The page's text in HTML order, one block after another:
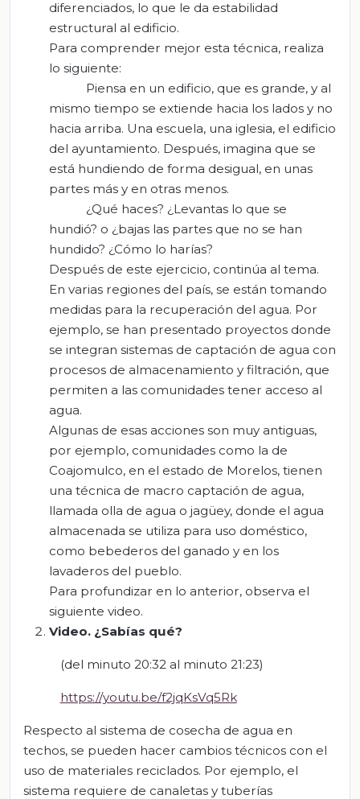
diferenciados, lo que le da estabilidad
estructural al edificio.
Para comprender mejor esta técnica, realiza
lo siguiente:
Piensa en un edificio, que es grande, y al
mismo tiempo se extiende hacia los lados y no
hacia arriba. Una escuela, una iglesia, el edificio
del ayuntamiento. Después, imagina que se
está hundiendo de forma desigual, en unas
partes más y en otras menos.
¿Qué haces? ¿Levantas lo que se
hundió? o ¿bajas las partes que no se han
hundido? ¿Cómo lo harías?
Después de este ejercicio, continúa al tema.
En varias regiones del país, se están tomando
medidas para la recuperación del agua. Por
ejemplo, se han presentado proyectos donde
se integran sistemas de captación de agua con
procesos de almacenamiento y filtración, que
permiten a las comunidades tener acceso al
agua.
Algunas de esas acciones son muy antiguas,
por ejemplo, comunidades como la de
Coajomulco, en el estado de Morelos, tienen
una técnica de macro captación de agua,
llamada olla de agua o jagüey, donde el agua
almacenada se utiliza para uso doméstico,
como bebederos del ganado y en los
lavaderos del pueblo.
Para profundizar en lo anterior, observa el
siguiente video.
Video. ¿ Sabías qué?
(del minuto 20:32 al minuto 21:23)
https://youtu.be/f2jqKsVq5Rk
Respecto al sistema de cosecha de agua en
techos, se pueden hacer cambios técnicos con el
uso de materiales reciclados. Por ejemplo, el
sistema requiere de canaletas y tuberías